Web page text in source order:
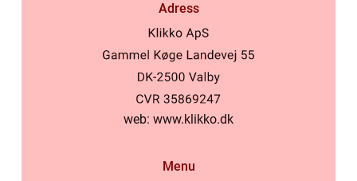
Adress
web: www.klikko.dk
Menu